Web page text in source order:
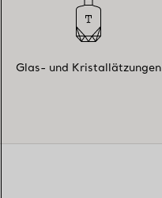
Glas- und Kristallätzungen